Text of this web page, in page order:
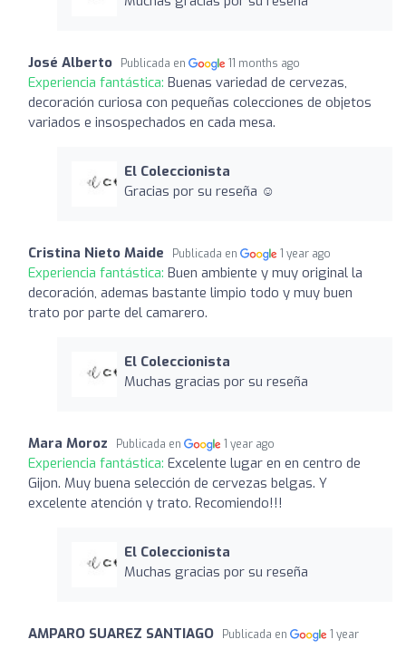
José Alberto Publicada en 11 months ago
Experiencia fantástica: Buenas variedad de cervezas,
decoración curiosa con pequeñas colecciones de objetos
variados e insospechados en cada mesa.
El Coleccionista
Gracias por su reseña ☺️
Cristina Nieto Maide Publicada en 1 year ago
Experiencia fantástica: Buen ambiente y muy original la
decoración, ademas bastante limpio todo y muy buen
trato por parte del camarero.
El Coleccionista
Muchas gracias por su reseña
Mara Moroz Publicada en 1 year ago
Experiencia fantástica: Excelente lugar en en centro de
Gijon. Muy buena selección de cervezas belgas. Y
excelente atención y trato. Recomiendo!!!
El Coleccionista
Muchas gracias por su reseña
AMPARO SUAREZ SANTIAGO Publicada en
1 year